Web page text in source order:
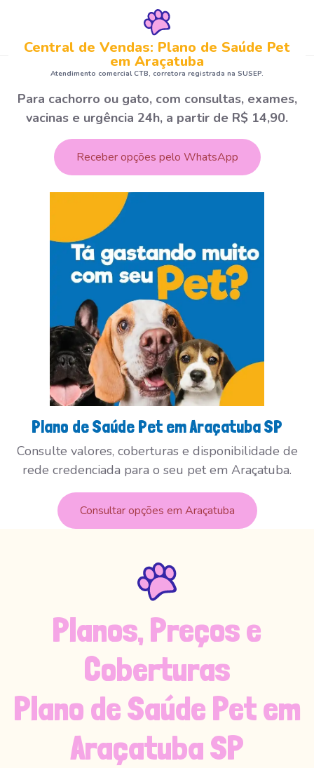
Central de Vendas: Plano de Saúde Pet
em Araçatuba
Atendimento comercial CTB, corretora registrada na SUSEP.
Para cachorro ou gato, com consultas, exames,
vacinas e urgência 24h, a partir de R$ 14,90.
Receber opções pelo WhatsApp
Plano de Saúde Pet em Araçatuba SP
Consulte valores, coberturas e disponibilidade de
rede credenciada para o seu pet em Araçatuba.
Consultar opções em Araçatuba
Planos, Preços e
Coberturas
Plano de Saúde Pet em
Araçatuba SP